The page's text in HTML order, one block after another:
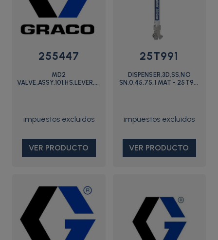
255447
MD2
VALVE,ASSY,101,HS,LEVER,ELEC
VER PRODUCTO
25T991
DISPENSER,3D,SS,NO
SN,0,45,75,1 MAT - 25T991
VER PRODUCTO